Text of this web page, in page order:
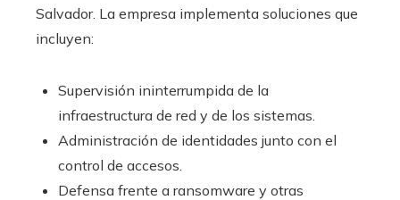
Salvador. La empresa implementa soluciones que
incluyen:
Supervisión ininterrumpida de la
infraestructura de red y de los sistemas.
Administración de identidades junto con el
control de accesos.
Defensa frente a ransomware y otras